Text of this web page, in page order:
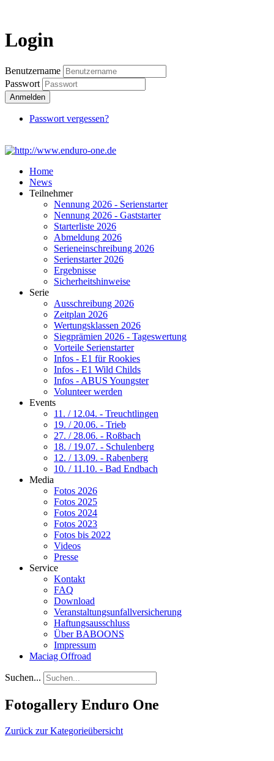
Login
Benutzername
Passwort
Anmelden
Passwort vergessen?
Home
News
Teilnehmer
Nennung 2026 - Serienstarter
Nennung 2026 - Gaststarter
Starterliste 2026
Abmeldung 2026
Serieneinschreibung 2026
Serienstarter 2026
Ergebnisse
Sicherheitshinweise
Serie
Ausschreibung 2026
Zeitplan 2026
Wertungsklassen 2026
Siegprämien 2026 - Tageswertung
Vorteile Serienstarter
Infos - E1 für Rookies
Infos - E1 Wild Childs
Infos - ABUS Youngster
Volunteer werden
Events
11. / 12.04. - Treuchtlingen
19. / 20.06. - Trieb
27. / 28.06. - Roßbach
18. / 19.07. - Schulenberg
12. / 13.09. - Rabenberg
10. / 11.10. - Bad Endbach
Media
Fotos 2026
Fotos 2025
Fotos 2024
Fotos 2023
Fotos bis 2022
Videos
Presse
Service
Kontakt
FAQ
Download
Veranstaltungsunfallversicherung
Haftungsausschluss
Über BABOONS
Impressum
Maciag Offroad
Suchen...
Fotogallery Enduro One
Zurück zur Kategorieübersicht